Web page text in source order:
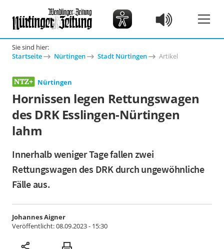
Sie sind hier:
Startseite
Nürtingen Stadt Nürtingen Artikel
Nürtingen
Hornissen legen Rettungswagen
des DRK Esslingen-Nürtingen
lahm
Innerhalb weniger Tage fallen zwei
Rettungswagen des DRK durch ungewöhnliche
Fälle aus.
Johannes Aigner
Veröffentlicht:08.09.2023 - 15:30